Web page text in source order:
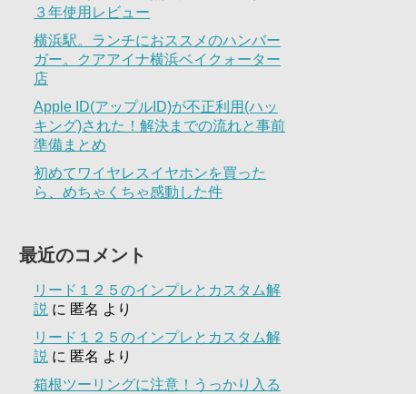
３年使用レビュー
横浜駅。ランチにおススメのハンバー
ガー。クアアイナ横浜ベイクォーター
店
Apple ID(アップルID)が不正利用(ハッ
キング)された！解決までの流れと事前
準備まとめ
初めてワイヤレスイヤホンを買った
ら、めちゃくちゃ感動した件
最近のコメント
リード１２５のインプレとカスタム解
説 に 匿名 より
リード１２５のインプレとカスタム解
説 に 匿名 より
箱根ツーリングに注意！うっかり入る